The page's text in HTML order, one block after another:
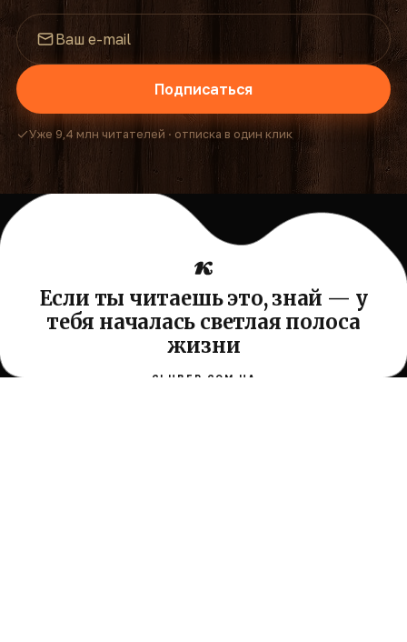
Подписаться
Уже 9,4 млн читателей · отписка в один клик
Если ты читаешь это, знай — у
тебя началась светлая полоса
жизни
CLUBER.COM.UA